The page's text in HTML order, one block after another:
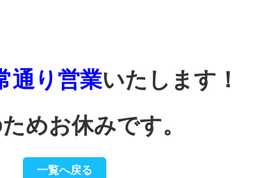
通り営業いたします！
めお休みです。
一覧へ戻る